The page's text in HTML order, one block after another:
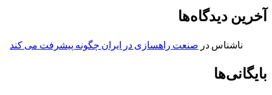
آخرین دیدگاه‌ها
ناشناس در صنعت راهسازی در ایران چگونه پیشرفت می کند
بایگانی‌ها